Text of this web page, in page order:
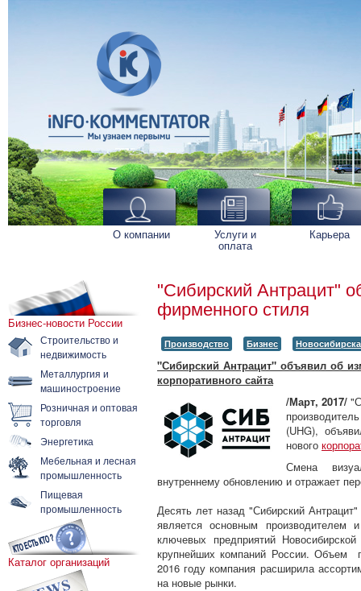
О компании Услуги и
оплата
Карьера
Бизнес-новости России
Строительство и
недвижимость
Металлургия и
машиностроение
Розничная и оптовая
торговля
Энергетика
Мебельная и лесная
промышленность
Пищевая
промышленность
Каталог организаций
"Сибирский Антрацит"
фирменного стиля
Производство Бизнес
"Сибирский Антрацит" объявил об
корпоративного сайта
/Март, 2017/
(UHG),
нового
Смена
внутреннему обновлению и отражает
Десять лет назад "Сибирский
является основным
ключевых предприятий
крупнейших компаний России.
2016 году компания расширила
на новые рынки.